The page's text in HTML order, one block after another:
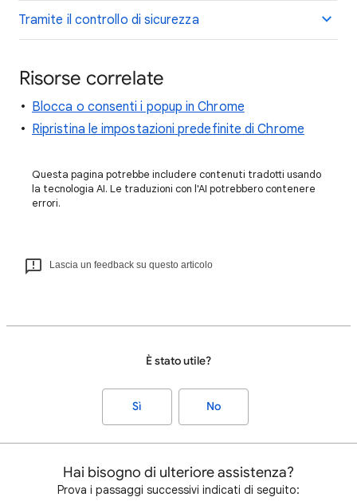
Tramite il controllo di sicurezza
Risorse correlate
Blocca o consenti i popup in Chrome
Ripristina le impostazioni predefinite di Chrome
Questa pagina potrebbe includere contenuti tradotti usando
la tecnologia AI. Le traduzioni con l'AI potrebbero contenere
errori.
Lascia un feedback su questo articolo
È stato utile?
Sì No
Hai bisogno di ulteriore assistenza?
Prova i passaggi successivi indicati di seguito: